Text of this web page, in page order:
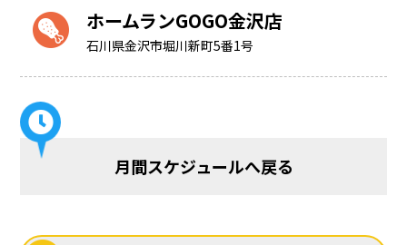
ホームランGOGO金沢店
石川県金沢市堀川新町5番1号
月間スケジュールへ戻る